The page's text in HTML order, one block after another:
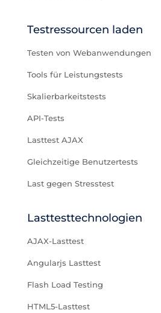
Testressourcen laden
Testen von Webanwendungen
Tools für Leistungstests
Skalierbarkeitstests
API-Tests
Lasttest AJAX
Gleichzeitige Benutzertests
Last gegen Stresstest
Lasttesttechnologien
AJAX-Lasttest
Angularjs Lasttest
Flash Load Testing
HTML5-Lasttest